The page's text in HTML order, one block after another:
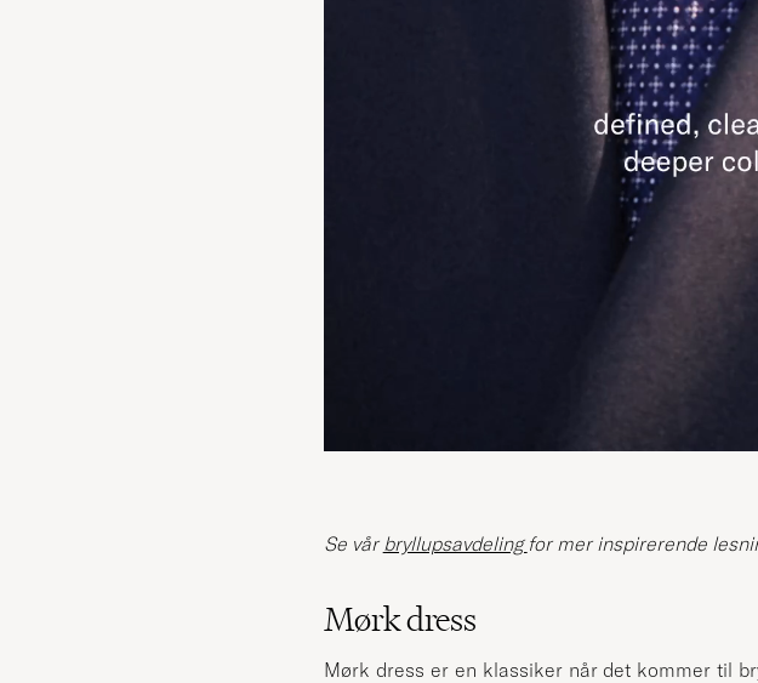
Se vår bryllupsavdeling for mer inspirerende
Mørk dress
Mørk dress er en klassiker når det kommer til